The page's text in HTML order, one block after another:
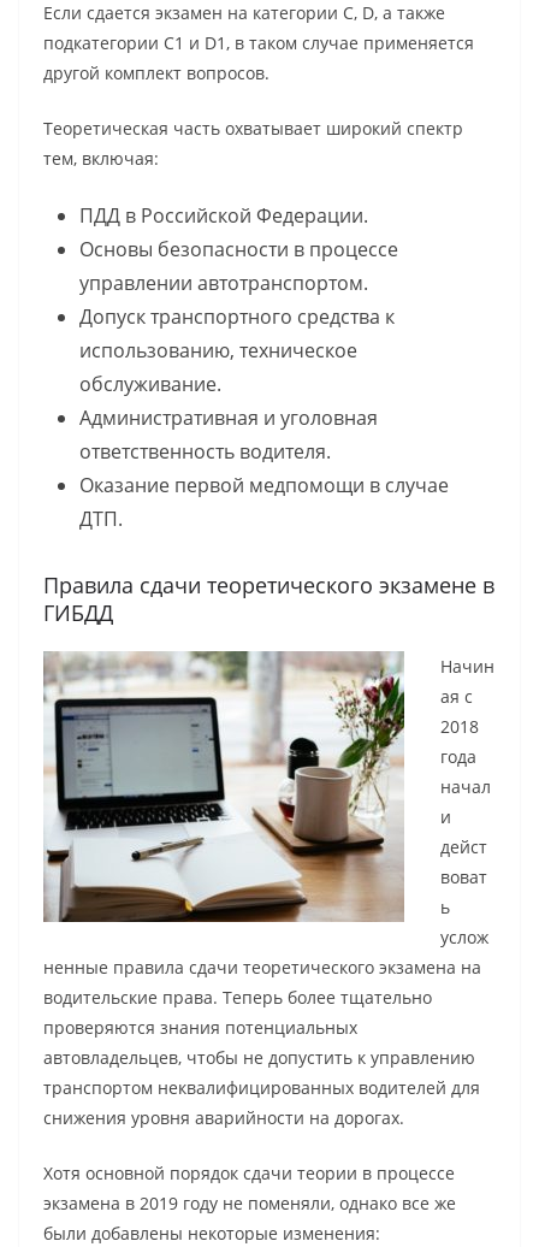
Если сдается экзамен на категории С, D, а также
подкатегории С1 и D1, в таком случае применяется
другой комплект вопросов.
Теоретическая часть охватывает широкий спектр
тем, включая:
ПДД в Российской Федерации.
Основы безопасности в процессе
управлении автотранспортом.
Допуск транспортного средства к
использованию, техническое
обслуживание.
Административная и уголовная
ответственность водителя.
Оказание первой медпомощи в случае
ДТП.
Правила сдачи теоретического экзамене в
ГИБДД
Начин
ая с
2018
года
начал
и
дейст
воват
ь
услож
ненные правила сдачи теоретического экзамена на
водительские права. Теперь более тщательно
проверяются знания потенциальных
автовладельцев, чтобы не допустить к управлению
транспортом неквалифицированных водителей для
снижения уровня аварийности на дорогах.
Хотя основной порядок сдачи теории в процессе
экзамена в 2019 году не поменяли, однако все же
были добавлены некоторые изменения: